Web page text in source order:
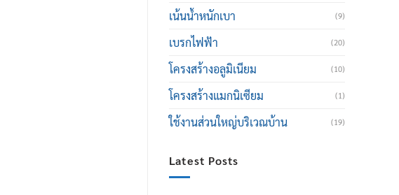
เน้นน้ำหนักเบา (9)
เบรกไฟฟ้า (20)
โครงสร้างอลูมิเนียม (10)
โครงสร้างแมกนิเซียม (1)
ใช้งานส่วนใหญ่บริเวณบ้าน (19)
Latest Posts